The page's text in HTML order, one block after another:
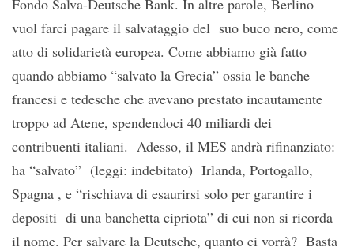
vuol farci pagare il salvataggio del suo buco nero, come
atto di solidarietà europea. Come abbiamo già fatto
quando abbiamo “salvato la Grecia” ossia le banche
francesi e tedesche che avevano prestato incautamente
troppo ad Atene, spendendoci 40 miliardi dei
contribuenti italiani. Adesso, il MES andrà rifinanziato:
ha “salvato” (leggi: indebitato) Irlanda, Portogallo,
Spagna , e “rischiava di esaurirsi solo per garantire i
depositi di una banchetta cipriota” di cui non si ricorda
il nome. Per salvare la Deutsche, quanto ci vorrà? Basta